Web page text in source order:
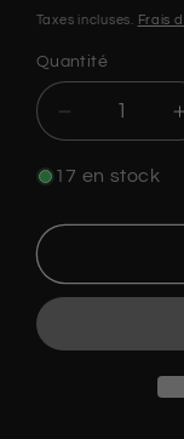
habituel
Taxes incluses. Frais
Quantité
Quantité
Réduire
la
quantité
Autocollant
la
17 en stock